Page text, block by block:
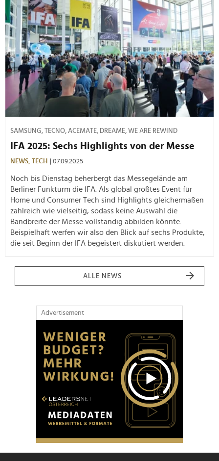
SAMSUNG, TECNO, ACEMATE, DREAME, WE ARE REWIND
IFA 2025: Sechs Highlights von der Messe
NEWS, TECH | 07.09.2025
Noch bis Dienstag beherbergt das Messegelände am
Berliner Funkturm die IFA. Als global größtes Event für
Home und Consumer Tech sind Highlights gleichermaßen
zahlreich wie vielseitig, sodass keine Auswahl die
Bandbreite der Messe vollständig abbilden könnte.
Beispielhaft werfen wir also den Blick auf sechs Produkte,
die seit Beginn der IFA begeistert diskutiert werden.
ALLE NEWS
Advertisement